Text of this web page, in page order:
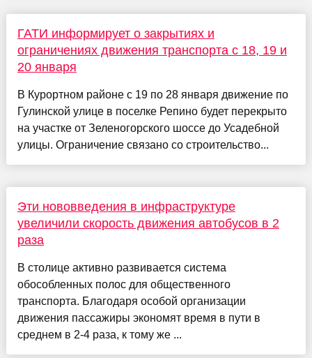
ГАТИ информирует о закрытиях и
ограничениях движения транспорта с 18, 19 и
20 января
В Курортном районе с 19 по 28 января движение по
Гулинской улице в поселке Репино будет перекрыто
на участке от Зеленогорского шоссе до Усадебной
улицы. Ограничение связано со строительство...
Эти нововведения в инфраструктуре
увеличили скорость движения автобусов в 2
раза
В столице активно развивается система
обособленных полос для общественного
транспорта. Благодаря особой организации
движения пассажиры экономят время в пути в
среднем в 2-4 раза, к тому же ...